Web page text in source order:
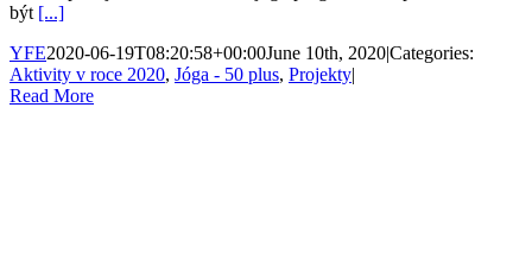
být [...]
YFE2020-06-19T08:20:58+00:00June 10th, 2020|Categories:
Aktivity v roce 2020, Jóga - 50 plus, Projekty|
Read More